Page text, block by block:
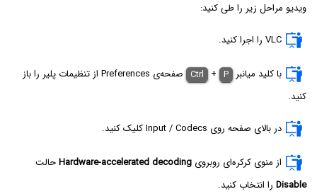
ویدیو مراحل زیر را طی کنید:
VLC‌ را اجرا کنید.
با کلید میانبر Ctrl + P
صفحه‌ی Preferences از تنظیمات پلیر را باز
کنید.
در بالای صفحه روی Input / Codecs کلیک کنید.
از منوی کرکره‌ای روبروی Hardware-accelerated decodingحالت
Disable را انتخاب کنید.